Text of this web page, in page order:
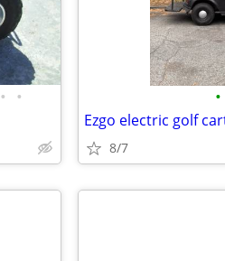
• • •
Ezgo electric golf
8/7